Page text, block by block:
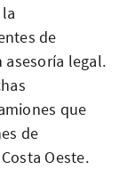
de
asesoría legal.
que
de
Oeste.